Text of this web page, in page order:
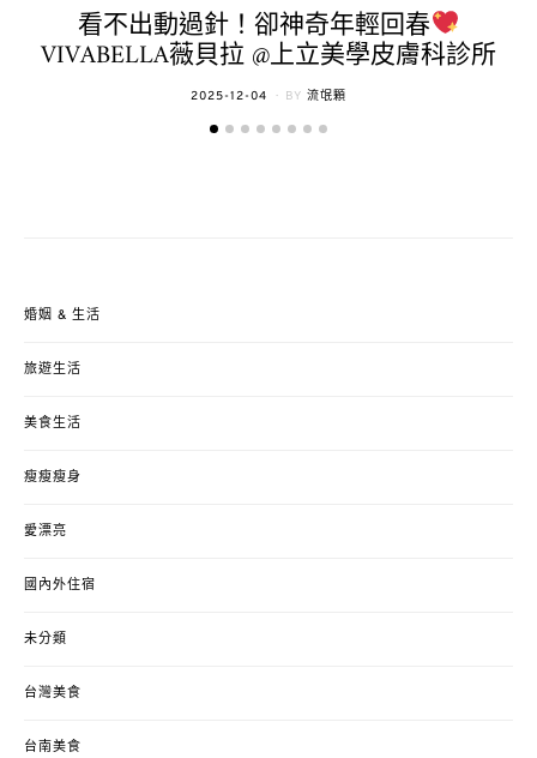
看不出動過針！卻神奇年輕回春
VIVABELLA薇貝拉 @上立美學皮膚科診所
POSTED
2025-12-04 BY 流氓顆
婚姻 & 生活
旅遊生活
美食生活
瘦瘦瘦身
愛漂亮
國內外住宿
未分類
台灣美食
台南美食